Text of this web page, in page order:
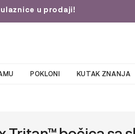
ulaznice u prodaji!
POKLONI KUTAK ZNANJA